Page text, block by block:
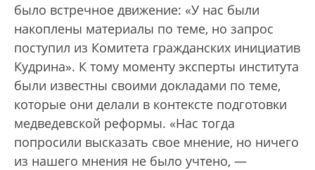
было встречное движение: «У нас были
накоплены материалы по теме, но запрос
поступил из Комитета гражданских инициатив
Кудрина». К тому моменту эксперты института
были известны своими докладами по теме,
которые они делали в контексте подготовки
медведевской реформы. «Нас тогда
попросили высказать свое мнение, но ничего
из нашего мнения не было учтено, —